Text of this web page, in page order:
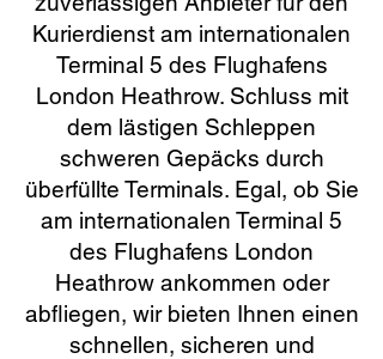
Kurierdienst am internationalen
Terminal 5 des Flughafens
London Heathrow. Schluss mit
dem lästigen Schleppen
schweren Gepäcks durch
überfüllte Terminals. Egal, ob Sie
am internationalen Terminal 5
des Flughafens London
Heathrow ankommen oder
abfliegen, wir bieten Ihnen einen
schnellen, sicheren und